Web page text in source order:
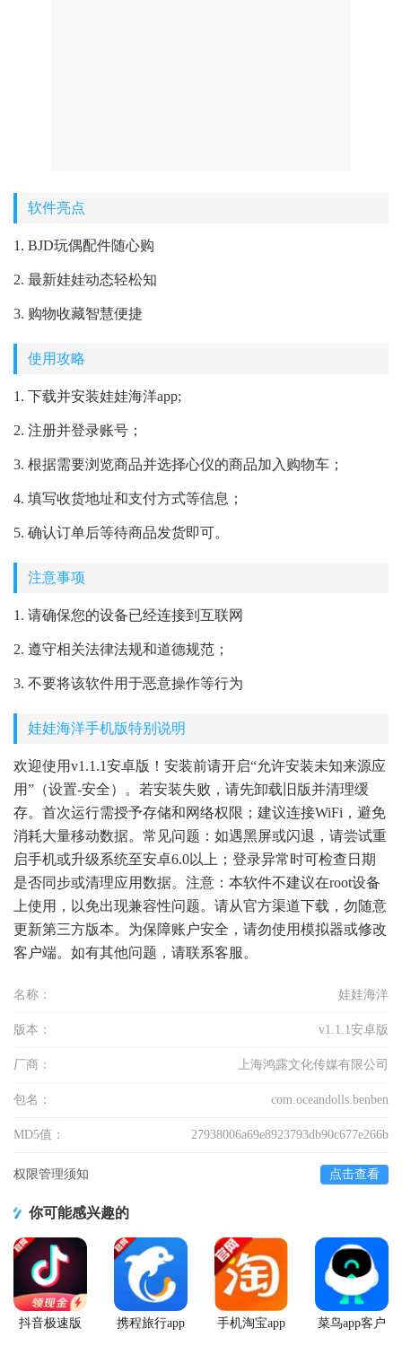
软件亮点
1. BJD玩偶配件随心购
2. 最新娃娃动态轻松知
3. 购物收藏智慧便捷
使用攻略
1. 下载并安装娃娃海洋app;
2. 注册并登录账号；
3. 根据需要浏览商品并选择心仪的商品加入购物车；
4. 填写收货地址和支付方式等信息；
5. 确认订单后等待商品发货即可。
注意事项
1. 请确保您的设备已经连接到互联网
2. 遵守相关法律法规和道德规范；
3. 不要将该软件用于恶意操作等行为
娃娃海洋手机版特别说明
欢迎使用v1.1.1安卓版！安装前请开启“允许安装未知来源应
用”（设置-安全）。若安装失败，请先卸载旧版并清理缓
存。首次运行需授予存储和网络权限；建议连接WiFi，避免
消耗大量移动数据。常见问题：如遇黑屏或闪退，请尝试重
启手机或升级系统至安卓6.0以上；登录异常时可检查日期
是否同步或清理应用数据。注意：本软件不建议在root设备
上使用，以免出现兼容性问题。请从官方渠道下载，勿随意
更新第三方版本。为保障账户安全，请勿使用模拟器或修改
客户端。如有其他问题，请联系客服。
名称： 娃娃海洋
版本： v1.1.1安卓版
厂商： 上海鸿露文化传媒有限公司
包名： com.oceandolls.benben
MD5值： 27938006a69e8923793db90c677e266b
权限管理须知 点击查看
你可能感兴趣的
抖音极速版
携程旅行app
手机淘宝app
菜鸟app客户